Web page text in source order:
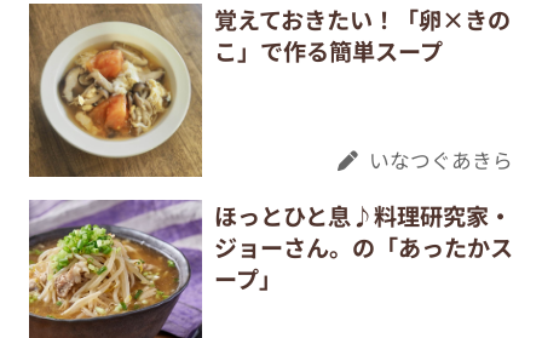
覚えておきたい！「卵×きの
こ」で作る簡単スープ
いなつぐあきら
ほっとひと息♪料理研究家・
ジョーさん。の「あったかス
ープ」